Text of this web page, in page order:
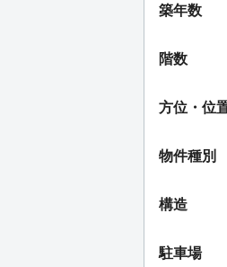
築年数
階数
方位・位
物件種別
構造
駐車場